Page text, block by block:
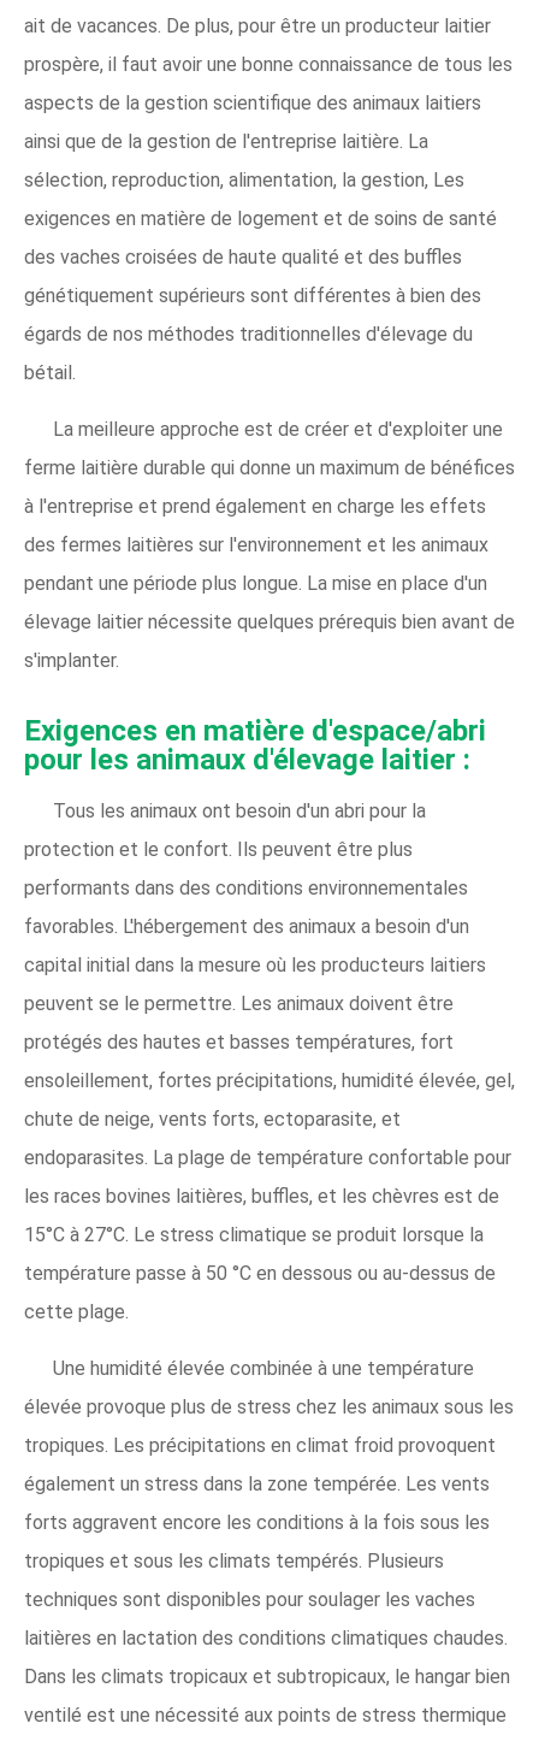
ait de vacances. De plus, pour être un producteur laitier
prospère, il faut avoir une bonne connaissance de tous les
aspects de la gestion scientifique des animaux laitiers
ainsi que de la gestion de l'entreprise laitière. La
sélection, reproduction, alimentation, la gestion, Les
exigences en matière de logement et de soins de santé
des vaches croisées de haute qualité et des buffles
génétiquement supérieurs sont différentes à bien des
égards de nos méthodes traditionnelles d'élevage du
bétail.
La meilleure approche est de créer et d'exploiter une
ferme laitière durable qui donne un maximum de bénéfices
à l'entreprise et prend également en charge les effets
des fermes laitières sur l'environnement et les animaux
pendant une période plus longue. La mise en place d'un
élevage laitier nécessite quelques prérequis bien avant de
s'implanter.
Exigences en matière d'espace/abri
pour les animaux d'élevage laitier :
Tous les animaux ont besoin d'un abri pour la
protection et le confort. Ils peuvent être plus
performants dans des conditions environnementales
favorables. L'hébergement des animaux a besoin d'un
capital initial dans la mesure où les producteurs laitiers
peuvent se le permettre. Les animaux doivent être
protégés des hautes et basses températures, fort
ensoleillement, fortes précipitations, humidité élevée, gel,
chute de neige, vents forts, ectoparasite, et
endoparasites. La plage de température confortable pour
les races bovines laitières, buffles, et les chèvres est de
15°C à 27°C. Le stress climatique se produit lorsque la
température passe à 50 °C en dessous ou au-dessus de
cette plage.
Une humidité élevée combinée à une température
élevée provoque plus de stress chez les animaux sous les
tropiques. Les précipitations en climat froid provoquent
également un stress dans la zone tempérée. Les vents
forts aggravent encore les conditions à la fois sous les
tropiques et sous les climats tempérés. Plusieurs
techniques sont disponibles pour soulager les vaches
laitières en lactation des conditions climatiques chaudes.
Dans les climats tropicaux et subtropicaux, le hangar bien
ventilé est une nécessité aux points de stress thermique